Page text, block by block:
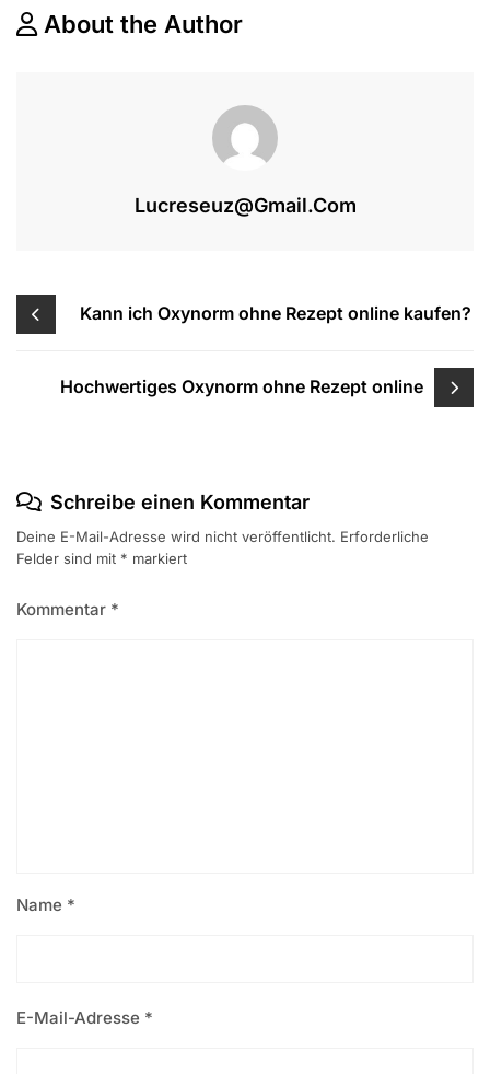
About the Author
Lucreseuz@gmail.com
Beitragsnavigation
Kann ich Oxynorm ohne Rezept online kaufen?
Hochwertiges Oxynorm ohne Rezept online
Schreibe einen Kommentar
Deine E-Mail-Adresse wird nicht veröffentlicht. Erforderliche
Felder sind mit * markiert
Kommentar *
Name *
E-Mail-Adresse *